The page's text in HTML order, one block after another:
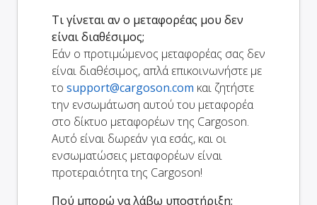
Τι γίνεται αν ο μεταφορέας μου δεν
είναι διαθέσιμος;
Εάν ο προτιμώμενος μεταφορέας σας δεν
είναι διαθέσιμος, απλά επικοινωνήστε με
το support@cargoson.com και ζητήστε
την ενσωμάτωση αυτού του μεταφορέα
στο δίκτυο μεταφορέων της Cargoson.
Αυτό είναι δωρεάν για εσάς, και οι
ενσωματώσεις μεταφορέων είναι
προτεραιότητα της Cargoson!
Πού μπορώ να λάβω υποστήριξη;